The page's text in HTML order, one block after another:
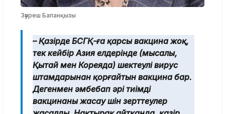
Зәуреш Бапанқызы
– Қазірде БСГҚ-ға қарсы вакцина жоқ,
тек кейбір Азия елдерінде (мысалы,
Қытай мен Кореяда) шектеулі вирус
штамдарынан қорғайтын вакцина бар.
Дегенмен әмбебап әрі тиімді
вакцинаны жасау үшін зерттеулер